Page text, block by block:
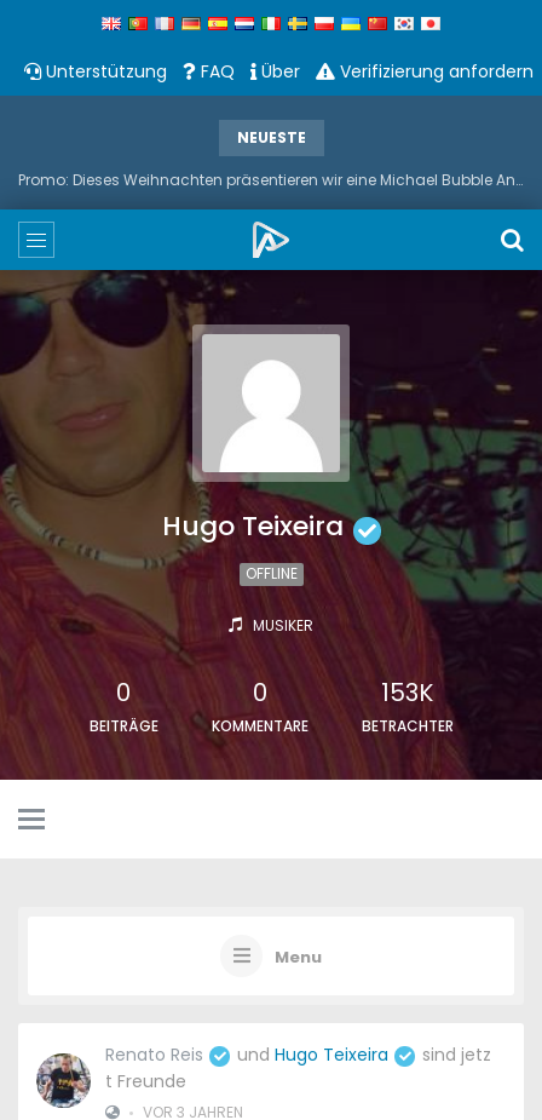
Unterstützung FAQ Über Verifizierung anfordern
NEUESTE
Promo: Dieses Weihnachten präsentieren wir eine Michael Bubble And Sax Duets
Hugo Teixeira
OFFLINE
MUSIKER
0
BEITRÄGE
0
KOMMENTARE
153K
BETRACHTER
Menu
Renato Reis und Hugo Teixeira
sind jetz
t Freunde
• VOR 3 JAHREN